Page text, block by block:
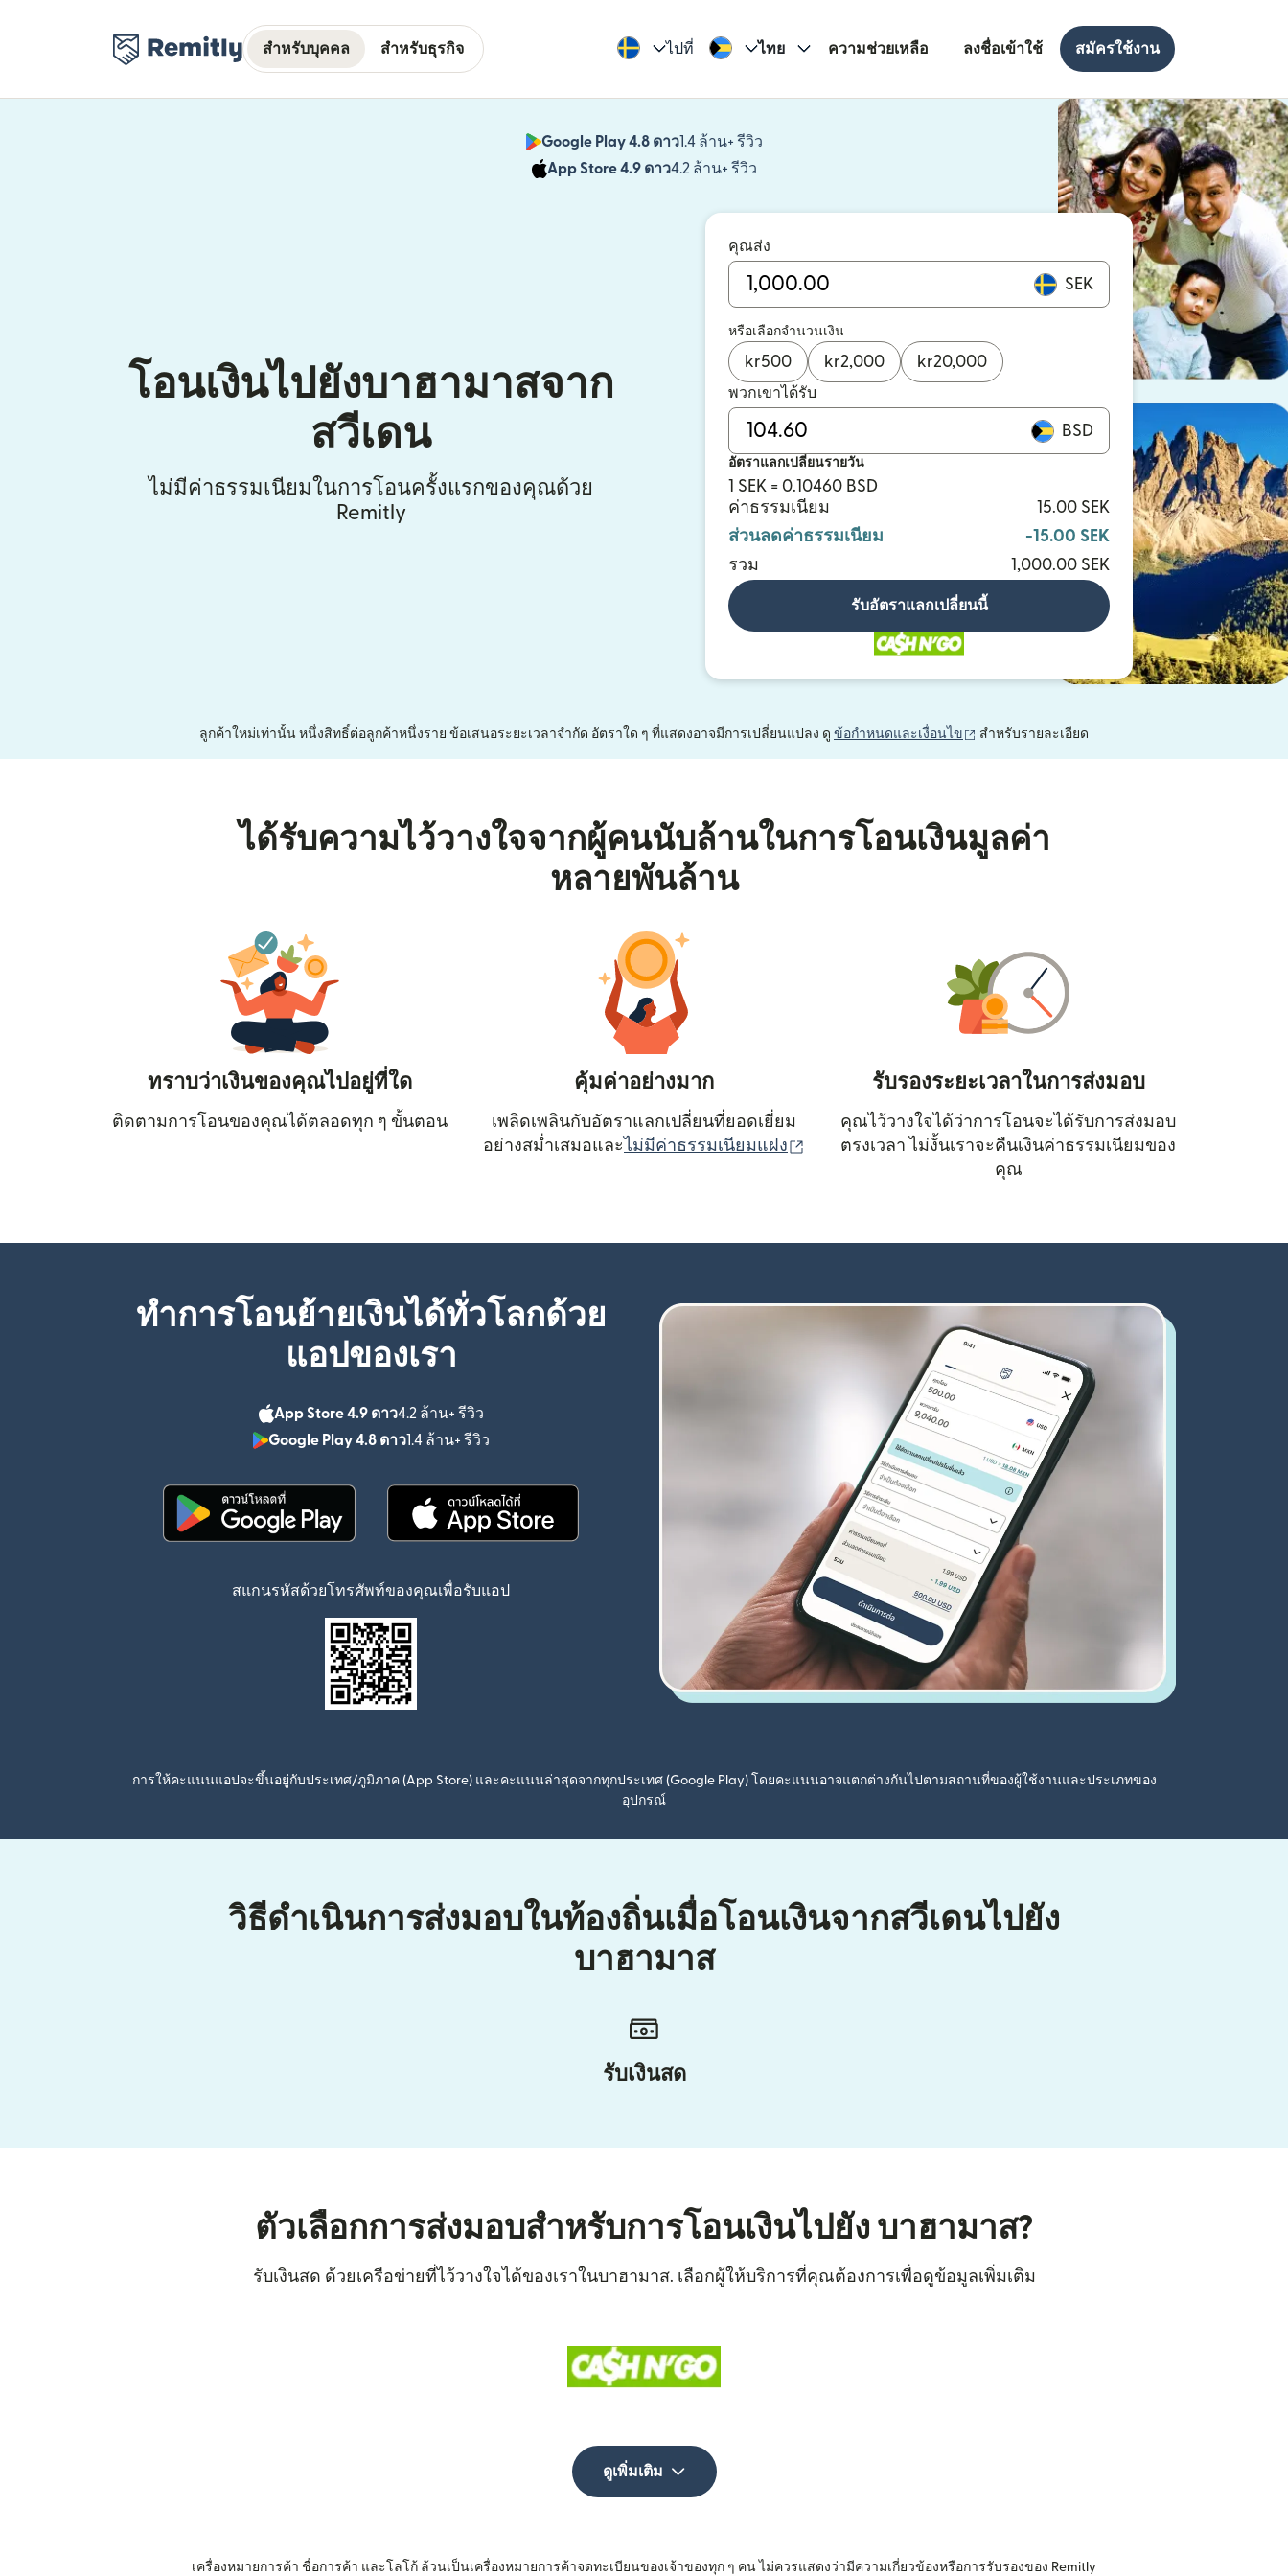
สำหรับบุคคล สำหรับธุรกิจ ไปที่ ไทย ความช่วยเหลือ ลงชื่อเข้าใช้ สมัครใช้งาน
Google Play 4.8 ดาว1.4 ล้าน+ รีวิว
(เปิดในหน้าต่างใหม่)
App Store 4.9 ดาว4.2 ล้าน+ รีวิว
(เปิดในหน้าต่างใหม่)
โอนเงินไปยังบาฮามาสจาก
สวีเดน
ไม่มีค่าธรรมเนียมในการโอนครั้งแรกของคุณด้วย
Remitly
คุณส่ง
SEK
หรือเลือกจำนวนเงิน
kr500 kr2,000 kr20,000
พวกเขาได้รับ
BSD
อัตราแลกเปลี่ยนรายวัน
1 SEK = 0.10460 BSD
ค่าธรรมเนียม
15.00 SEK
ส่วนลดค่าธรรมเนียม
-15.00 SEK
รวม
1,000.00 SEK
รับอัตราแลกเปลี่ยนนี้
ลูกค้าใหม่เท่านั้น หนึ่งสิทธิ์ต่อลูกค้าหนึ่งราย ข้อเสนอระยะเวลาจำกัด อัตราใด ๆ ที่แสดงอาจมีการเปลี่ยนแปลง ดู ข้อกำหนดและเงื่อนไข (เปิดในหน้าต่างใหม่)
สำหรับรายละเอียด
ได้รับความไว้วางใจจากผู้คนนับล้านในการโอนเงินมูลค่า
หลายพันล้าน
ทราบว่าเงินของคุณไปอยู่ที่ใด
ติดตามการโอนของคุณได้ตลอดทุก ๆ ขั้นตอน
คุ้มค่าอย่างมาก
เพลิดเพลินกับอัตราแลกเปลี่ยนที่ยอดเยี่ยม
อย่างสม่ำเสมอและ ไม่มีค่าธรรมเนียมแฝง (เปิดในหน้าต่างใหม่)
รับรองระยะเวลาในการส่งมอบ
คุณไว้วางใจได้ว่าการโอนจะได้รับการส่งมอบ
ตรงเวลา ไม่งั้นเราจะคืนเงินค่าธรรมเนียมของ
คุณ
ทำการโอนย้ายเงินได้ทั่วโลกด้วย
แอปของเรา
App Store 4.9 ดาว4.2 ล้าน+ รีวิว
(เปิดในหน้าต่างใหม่)
Google Play 4.8 ดาว1.4 ล้าน+ รีวิว
(เปิดในหน้าต่างใหม่)
สแกนรหัสด้วยโทรศัพท์ของคุณเพื่อรับแอป
การให้คะแนนแอปจะขึ้นอยู่กับประเทศ/ภูมิภาค (App Store) และคะแนนล่าสุดจากทุกประเทศ (Google Play) โดยคะแนนอาจแตกต่างกันไปตามสถานที่ของผู้ใช้งานและประเภทของ
อุปกรณ์
วิธีดำเนินการส่งมอบในท้องถิ่นเมื่อโอนเงินจากสวีเดนไปยัง
บาฮามาส
รับเงินสด
ตัวเลือกการส่งมอบสำหรับการโอนเงินไปยัง บาฮามาส?
รับเงินสด ด้วยเครือข่ายที่ไว้วางใจได้ของเราในบาฮามาส. เลือกผู้ให้บริการที่คุณต้องการเพื่อดูข้อมูลเพิ่มเติม
ดูเพิ่มเติม
เครื่องหมายการค้า ชื่อการค้า และโลโก้ ล้วนเป็นเครื่องหมายการค้าจดทะเบียนของเจ้าของทุก ๆ คน ไม่ควรแสดงว่ามีความเกี่ยวข้องหรือการรับรองของ Remitly